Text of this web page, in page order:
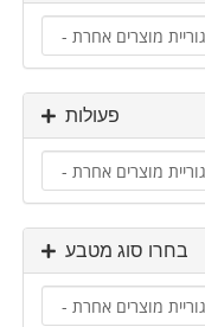
פעולות
בחרו סוג מטבע